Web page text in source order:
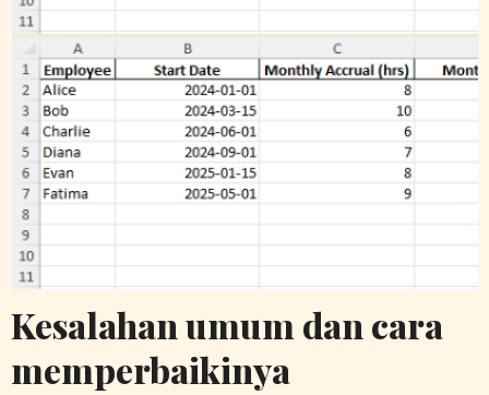
Kesalahan umum dan cara
memperbaikinya